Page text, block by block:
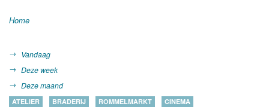
Home
Vandaag
Deze week
Deze maand
ATELIER BRADERIJ ROMMELMARKT
CINEMA